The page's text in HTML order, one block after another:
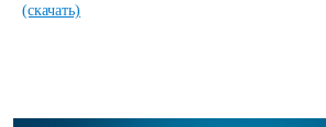
(скачать)